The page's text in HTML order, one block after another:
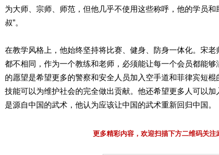
为大师、宗师、师范，但他几乎不使用这些称呼，他的学员和
叔”。
在教学风格上，他始终坚持将比赛、健身、防身一体化。宋
都不相同，作为一个教练和老师，必须能让每一个会员都能
的愿望是希望更多的警察和安全人员加入空手道和菲律宾短
技能可以为维护社会的完全做出贡献。他还希望更多人可以
是源自中国的武术，他认为应该让中国的武术重新回归中国。
更多精彩内容，欢迎扫描下方二维码关注